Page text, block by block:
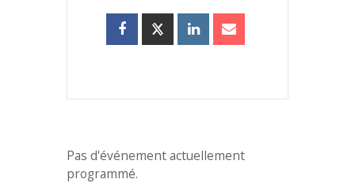
Pas d'événement actuellement
programmé.